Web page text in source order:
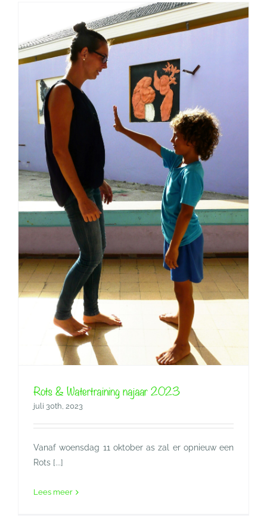
Rots & Watertraining najaar 2023
juli 30th, 2023
Vanaf woensdag 11 oktober as zal er opnieuw een
Rots [...]
Lees meer